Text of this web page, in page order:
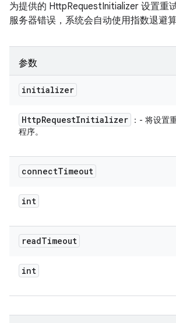
为提供的 HttpRequestInitializer 设置重
服务器错误，系统会自动使用指数退避算
参数
initializer
HttpRequestInitializer
：- 将设置
程序。
connectTimeout
int
readTimeout
int